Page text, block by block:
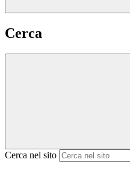
Cerca
Cerca nel sito